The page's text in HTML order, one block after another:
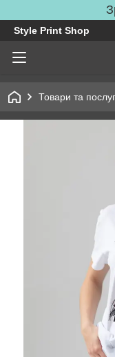
Style Print Shop
Товари та